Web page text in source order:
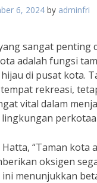
6, 2024 by adminfri
sangat penting
adalah fungsi
di pusat kota.
rekreasi,
vital dalam
“Taman kota
oksigen
ini menunjukkan